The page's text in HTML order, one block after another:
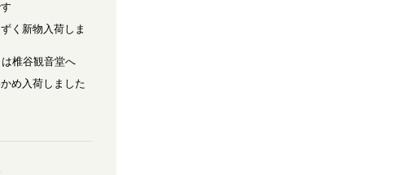
く新物入荷しま
椎谷観音堂へ
め入荷しました